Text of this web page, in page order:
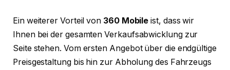
Ein weiterer Vorteil von 360 Mobile ist, dass wir
Ihnen bei der gesamten Verkaufsabwicklung zur
Seite stehen. Vom ersten Angebot über die endgültige
Preisgestaltung bis hin zur Abholung des Fahrzeugs